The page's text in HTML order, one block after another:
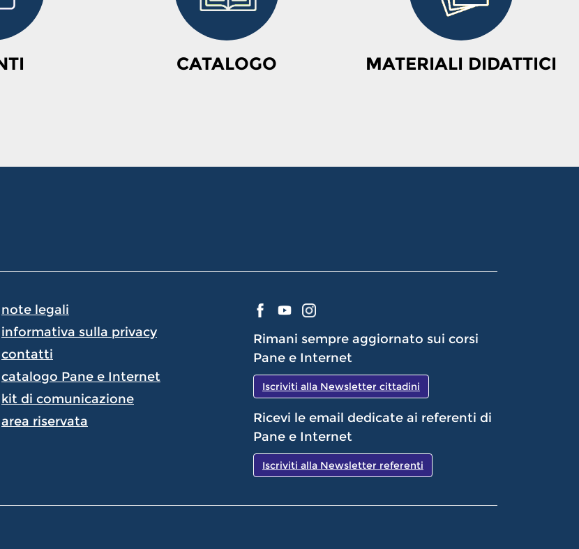
CATALOGO MATERIALI DIDATTICI
note legali
informativa sulla privacy
contatti
catalogo Pane e Internet
kit di comunicazione
area riservata
Rimani sempre aggiornato sui corsi
Pane e Internet
Iscriviti alla Newsletter cittadini
Ricevi le email dedicate ai referenti di
Pane e Internet
Iscriviti alla Newsletter referenti